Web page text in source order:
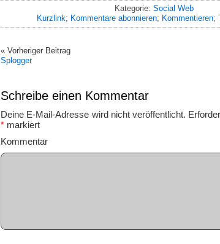
Kategorie: Social Web
Kurzlink; Kommentare abonnieren; Kommentieren;
« Vorheriger Beitrag
Splogger
Schreibe einen Kommentar
Deine E-Mail-Adresse wird nicht veröffentlicht.
* markiert